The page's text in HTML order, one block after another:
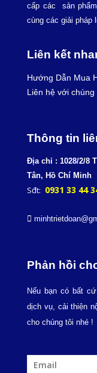
cấp các sản
cùng các giải pháp
Liên kết
Hướng Dẫn Mua
Liên hệ với chúng
Thông tin
Địa chỉ : 1028/2/8
Tân, Hồ Chí Minh
Sđt: 0931 33 44
Phản hồi
Nếu bạn có bất
dịch vụ, cải thiện
cho chúng tôi nhé !